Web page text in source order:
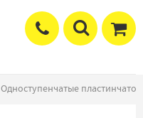
Одноступенчатые